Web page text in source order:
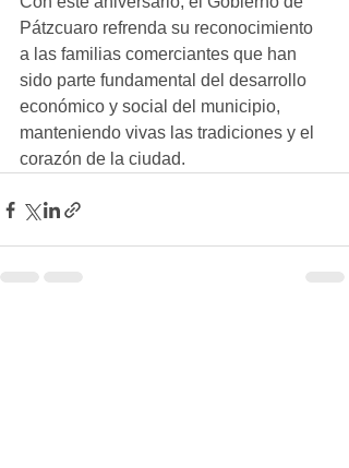
Pátzcuaro refrenda su reconocimiento
a las familias comerciantes que han
sido parte fundamental del desarrollo
económico y social del municipio,
manteniendo vivas las tradiciones y el
corazón de la ciudad.